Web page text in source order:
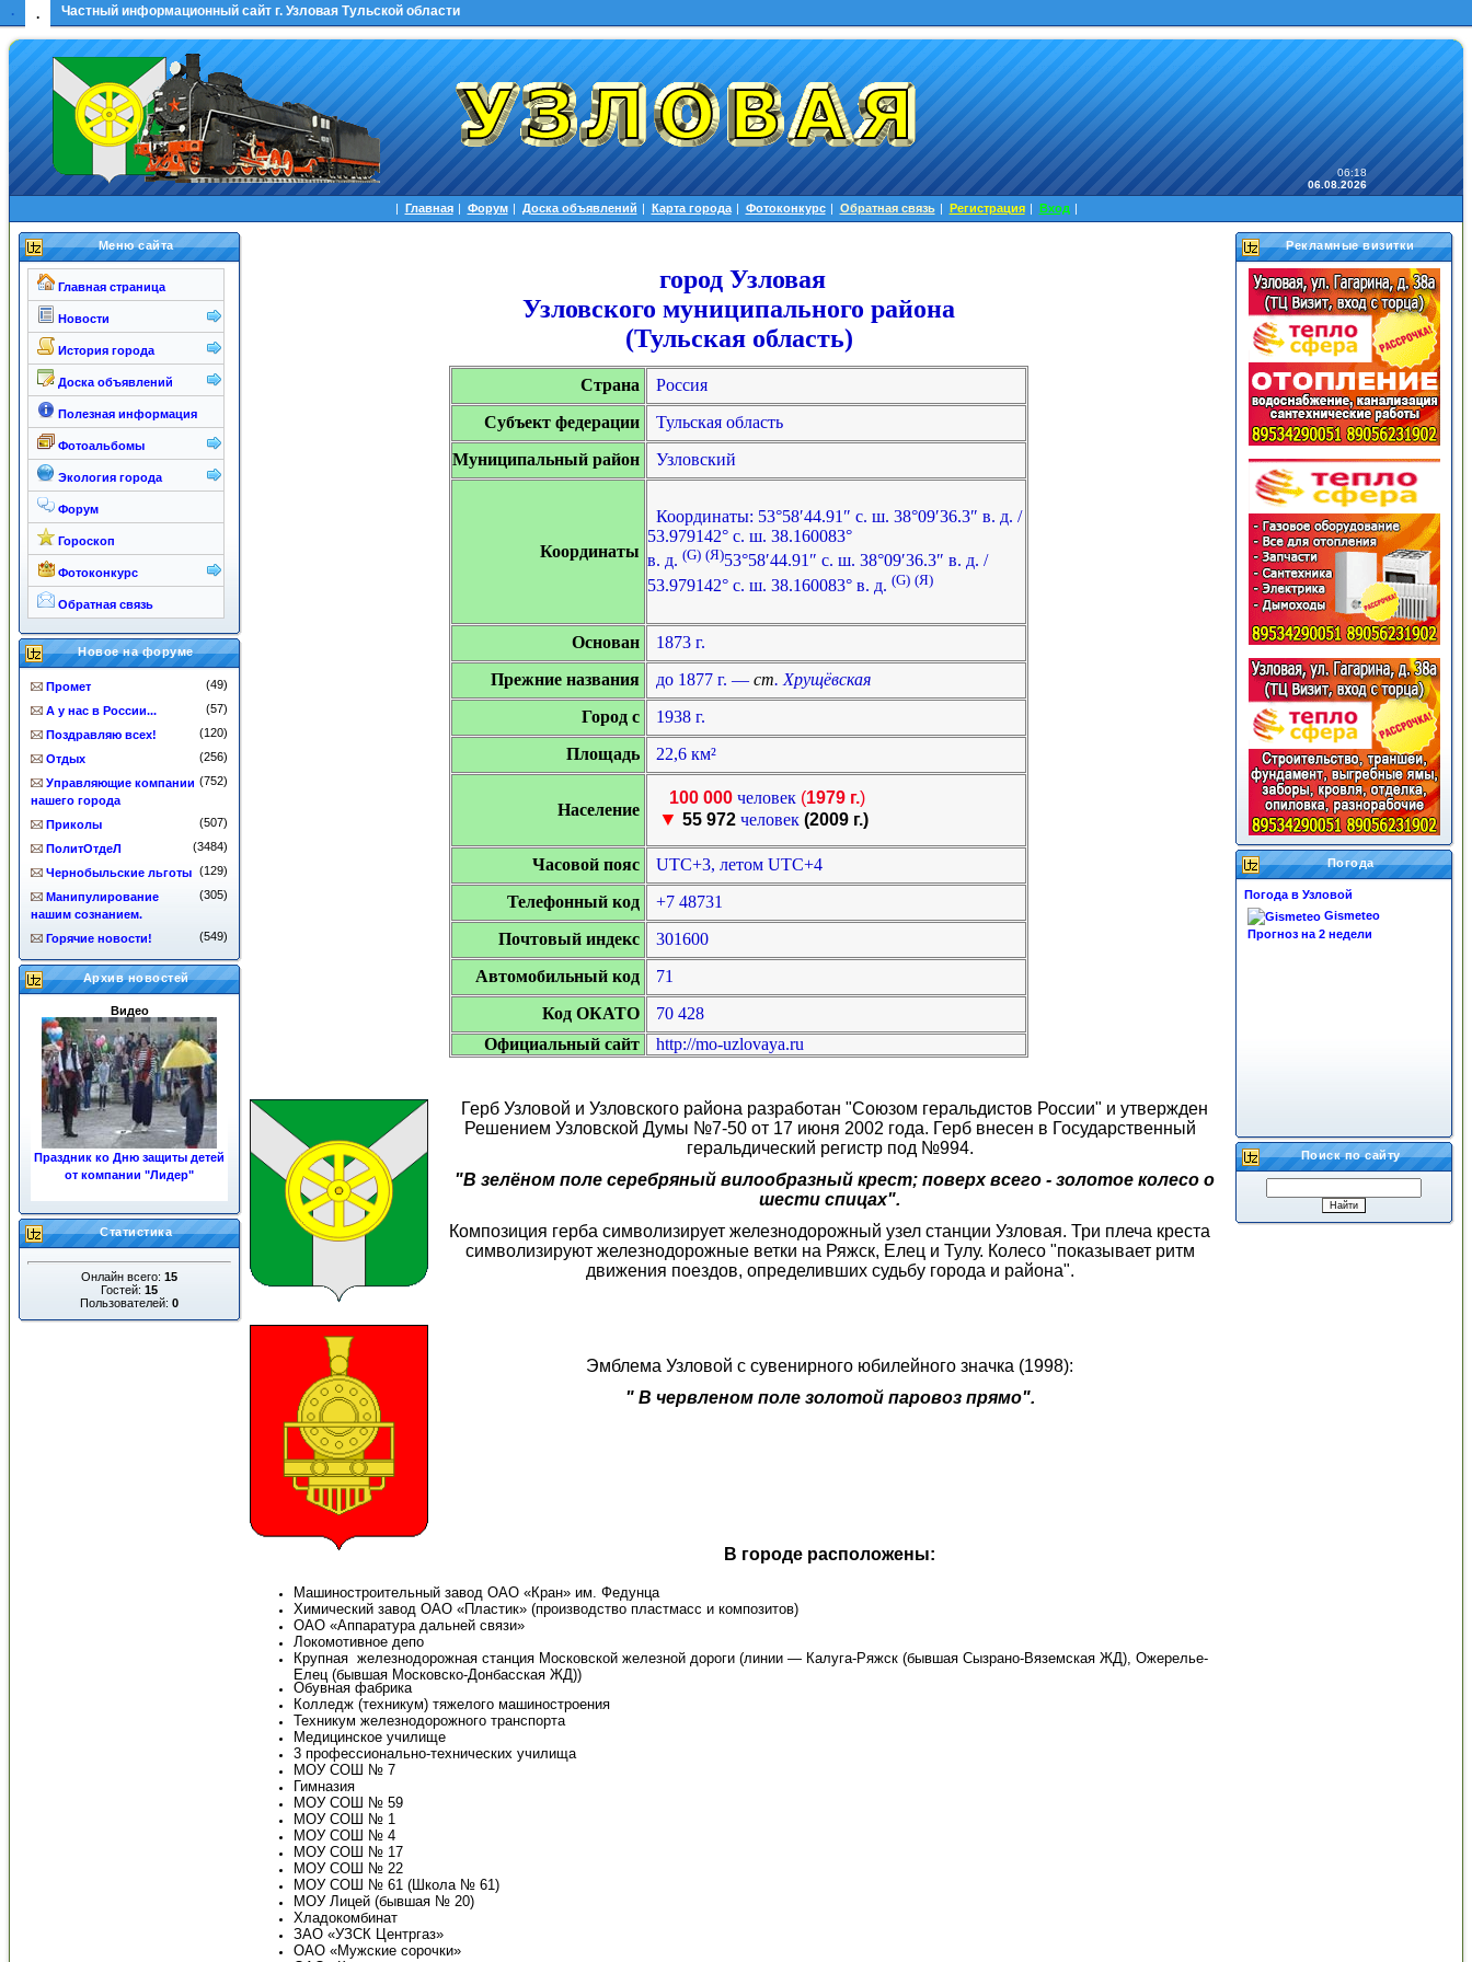
. . Частный информационный сайт г. Узловая Тульской области
06:18
06.08.2026
| Главная | Форум | Доска объявлений | Карта города | Фотоконкурс | Обратная связь | Регистрация | Вход |
Меню сайта
Главная страница
Новости
История города
Доска объявлений
Полезная информация
Фотоальбомы
Экология города
Форум
Гороскоп
Фотоконкурс
Обратная связь
Новое на форуме
Промет
(49)
А у нас в России...
(57)
Поздравляю всех!
(120)
Отдых
(256)
Управляющие компании
нашего города
(752)
Приколы
(507)
ПолитОтдеЛ
(3484)
Чернобыльские льготы (129)
Манипулирование
нашим сознанием.
(305)
Горячие новости! (549)
Архив новостей
Видео
Праздник ко Дню защиты детей
от компании "Лидер"
Статистика
Онлайн всего: 15
Гостей: 15
Пользователей: 0
город Узловая
Узловского муниципального района
(Тульская область)
Страна
Россия
Субъект федерации
Тульская область
Муниципальный район
Узловский
Координаты
Координаты: 53°58′44.91″ с. ш. 38°09′36.3″ в. д. /
53.979142° с. ш. 38.160083°
в. д. (G) (Я)53°58′44.91″ с. ш. 38°09′36.3″ в. д. /
53.979142° с. ш. 38.160083° в. д. (G) (Я)
Основан
1873 г.
Прежние названия
до 1877 г. — ст. Хрущёвская
Город с
1938 г.
Площадь
22,6 км²
Население
100 000 человек (1979 г.)
▼ 55 972 человек (2009 г.)
Часовой пояс
UTC+3, летом UTC+4
Телефонный код
+7 48731
Почтовый индекс
301600
Автомобильный код
71
Код ОКАТО
70 428
Официальный сайт
http://mo-uzlovaya.ru
Герб Узловой и Узловского района разработан "Союзом геральдистов России" и утвержден
Решением Узловской Думы №7-50 от 17 июня 2002 года. Герб внесен в Государственный
геральдический регистр под №994.
"В зелёном поле серебряный вилообразный крест; поверх всего - золотое колесо о
шести спицах".
Композиция герба символизирует железнодорожный узел станции Узловая. Три плеча креста
символизируют железнодорожные ветки на Ряжск, Елец и Тулу. Колесо "показывает ритм
движения поездов, определивших судьбу города и района".
Эмблема Узловой с сувенирного юбилейного значка (1998):
" В червленом поле золотой паровоз прямо".
В городе расположены:
Машиностроительный завод ОАО «Кран» им. Федунца
Химический завод ОАО «Пластик» (производство пластмасс и композитов)
ОАО «Аппаратура дальней связи»
Локомотивное депо
Крупная железнодорожная станция Московской железной дороги (линии — Калуга-Ряжск (бывшая Сызрано-Вяземская ЖД), Ожерелье-
Елец (бывшая Московско-Донбасская ЖД))
Обувная фабрика
Колледж (техникум) тяжелого машиностроения
Техникум железнодорожного транспорта
Медицинское училище
3 профессионально-технических училища
МОУ СОШ № 7
Гимназия
МОУ СОШ № 59
МОУ СОШ № 1
МОУ СОШ № 4
МОУ СОШ № 17
МОУ СОШ № 22
МОУ СОШ № 61 (Школа № 61)
МОУ Лицей (бывшая № 20)
Хладокомбинат
ЗАО «УЗСК Центргаз»
ОАО «Мужские сорочки»
Рекламные визитки
Погода
Погода в Узловой
Gismeteo
Прогноз на 2 недели
Поиск по сайту